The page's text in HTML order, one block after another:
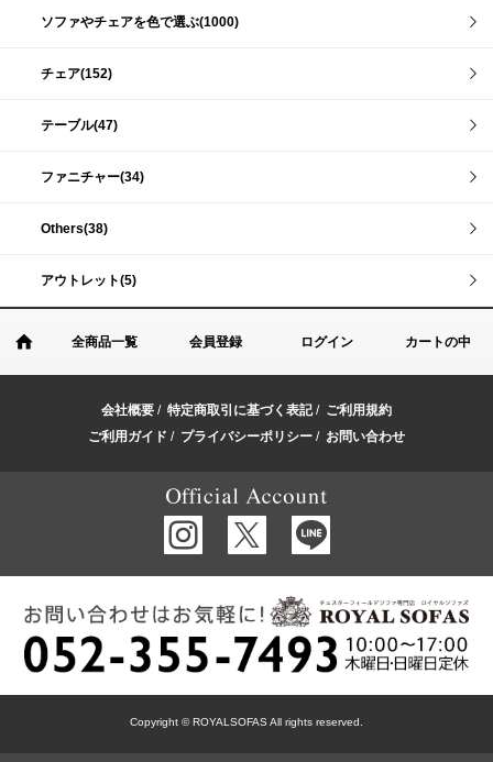
ソファやチェアを色で選ぶ(1000)
チェア(152)
テーブル(47)
ファニチャー(34)
Others(38)
アウトレット(5)
全商品一覧 会員登録 ログイン カートの中
会社概要 / 特定商取引に基づく表記/ ご利用規約
ご利用ガイド / プライバシーポリシー / お問い合わせ
Copyright © ROYALSOFAS All rights reserved.